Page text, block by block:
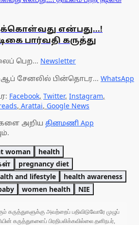
என்பது...!
பார்வதி கருத்து
பெற... Newsletter
சேனலில் பின்தொடர... WhatsApp
Facebook, Twitter, Instagram,
, Arattai, Google News
அறிய தினமணி App
woman
health
pregnancy diet
and lifestyle
health awareness
women health NIE
கருத்துகளுக்கு அவற்றைப் பதிவிடுவோரே முழுப்
கருத்துகளைப் பிரதிபலிக்கவில்லை.தனிநபர்,